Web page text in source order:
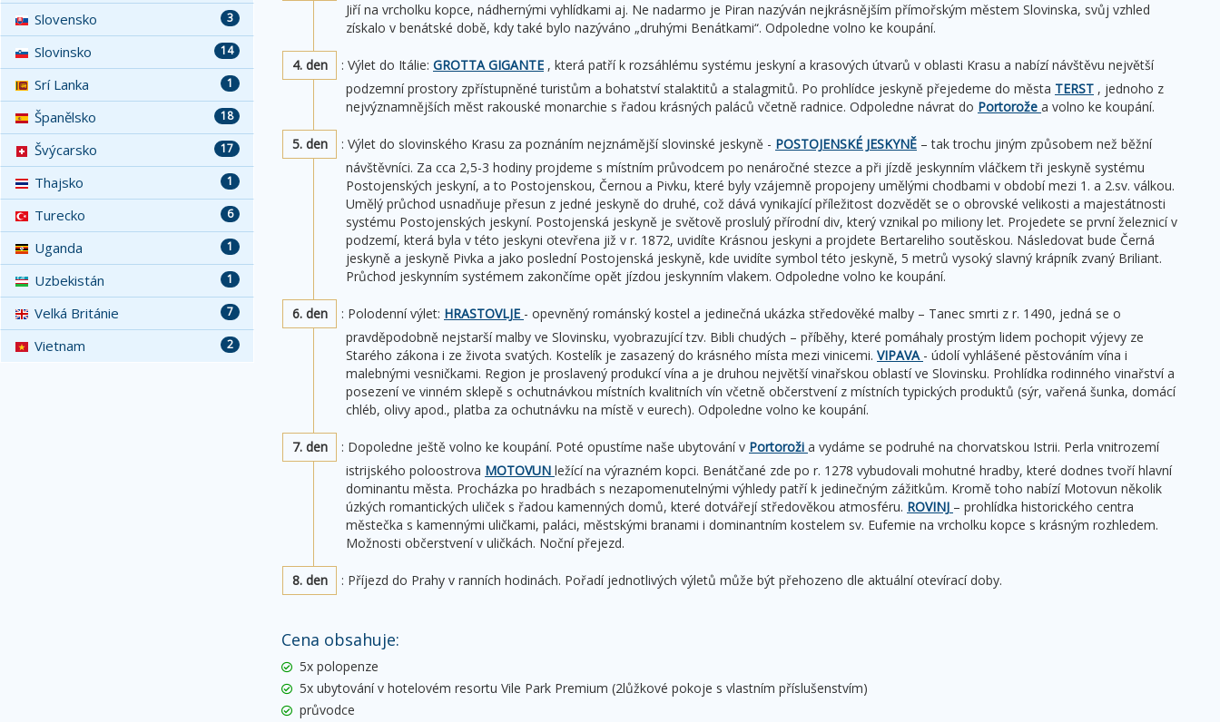
Jiří na vrcholku kopce, nádhernými vyhlídkami aj. Ne nadarmo je Piran nazýván nejkrásnějším přímořským městem Slovinska, svůj vzhled
získalo v benátské době, kdy také bylo nazýváno „druhými Benátkami“. Odpoledne volno ke koupání.
4. den : Výlet do Itálie: GROTTA GIGANTE , která patří k rozsáhlému systému jeskyní a krasových útvarů v oblasti Krasu a nabízí návštěvu největší
podzemní prostory zpřístupněné turistům a bohatství stalaktitů a stalagmitů. Po prohlídce jeskyně přejedeme do města TERST , jednoho z
nejvýznamnějších měst rakouské monarchie s řadou krásných paláců včetně radnice. Odpoledne návrat do Portorože a volno ke koupání.
5. den : Výlet do slovinského Krasu za poznáním nejznámější slovinské jeskyně - POSTOJENSKÉ JESKYNĚ – tak trochu jiným způsobem než běžní
návštěvníci. Za cca 2,5-3 hodiny projdeme s místním průvodcem po nenáročné stezce a při jízdě jeskynním vláčkem tři jeskyně systému
Postojenských jeskyní, a to Postojenskou, Černou a Pivku, které byly vzájemně propojeny umělými chodbami v období mezi 1. a 2.sv. válkou.
Umělý průchod usnadňuje přesun z jedné jeskyně do druhé, což dává vynikající příležitost dozvědět se o obrovské velikosti a majestátnosti
systému Postojenských jeskyní. Postojenská jeskyně je světově proslulý přírodní div, který vznikal po miliony let. Projedete se první železnicí v
podzemí, která byla v této jeskyni otevřena již v r. 1872, uvidíte Krásnou jeskyni a projdete Bertareliho soutěskou. Následovat bude Černá
jeskyně a jeskyně Pivka a jako poslední Postojenská jeskyně, kde uvidíte symbol této jeskyně, 5 metrů vysoký slavný krápník zvaný Briliant.
Průchod jeskynním systémem zakončíme opět jízdou jeskynním vlakem. Odpoledne volno ke koupání.
6. den : Polodenní výlet: HRASTOVLJE - opevněný románský kostel a jedinečná ukázka středověké malby – Tanec smrti z r. 1490, jedná se o
pravděpodobně nejstarší malby ve Slovinsku, vyobrazující tzv. Bibli chudých – příběhy, které pomáhaly prostým lidem pochopit výjevy ze
Starého zákona i ze života svatých. Kostelík je zasazený do krásného místa mezi vinicemi. VIPAVA - údolí vyhlášené pěstováním vína i
malebnými vesničkami. Region je proslavený produkcí vína a je druhou největší vinařskou oblastí ve Slovinsku. Prohlídka rodinného vinařství a
posezení ve vinném sklepě s ochutnávkou místních kvalitních vín včetně občerstvení z místních typických produktů (sýr, vařená šunka, domácí
chléb, olivy apod., platba za ochutnávku na místě v eurech). Odpoledne volno ke koupání.
7. den : Dopoledne ještě volno ke koupání. Poté opustíme naše ubytování v Portoroži a vydáme se podruhé na chorvatskou Istrii. Perla vnitrozemí
istrijského poloostrova MOTOVUN ležící na výrazném kopci. Benátčané zde po r. 1278 vybudovali mohutné hradby, které dodnes tvoří hlavní
dominantu města. Procházka po hradbách s nezapomenutelnými výhledy patří k jedinečným zážitkům. Kromě toho nabízí Motovun několik
úzkých romantických uliček s řadou kamenných domů, které dotvářejí středověkou atmosféru. ROVINJ – prohlídka historického centra
městečka s kamennými uličkami, paláci, městskými branami i dominantním kostelem sv. Eufemie na vrcholku kopce s krásným rozhledem.
Možnosti občerstvení v uličkách. Noční přejezd.
8. den : Příjezd do Prahy v ranních hodinách. Pořadí jednotlivých výletů může být přehozeno dle aktuální otevírací doby.
Cena obsahuje:
5x polopenze
5x ubytování v hotelovém resortu Vile Park Premium (2lůžkové pokoje s vlastním příslušenstvím)
průvodce
3
Slovensko
14
Slovinsko
1
Srí Lanka
18
Španělsko
17
Švýcarsko
1
Thajsko
6
Turecko
1
Uganda
1
Uzbekistán
7
Velká Británie
2
Vietnam